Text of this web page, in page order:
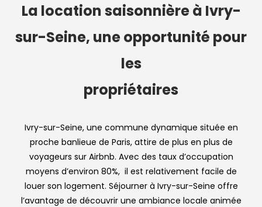
La location saisonnière à Ivry-
sur-Seine, une opportunité pour
les
propriétaires
Ivry-sur-Seine, une commune dynamique située en
proche banlieue de Paris, attire de plus en plus de
voyageurs sur Airbnb. Avec des taux d’occupation
moyens d’environ 80%, il est relativement facile de
louer son logement. Séjourner à Ivry-sur-Seine offre
l’avantage de découvrir une ambiance locale animée